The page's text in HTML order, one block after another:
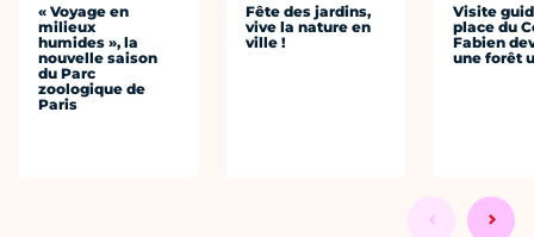
« Voyage en
milieux
humides », la
nouvelle saison
du Parc
zoologique de
Paris
Fête des jardins,
vive la nature en
ville !
Visite
place du
Fabien
une forêt